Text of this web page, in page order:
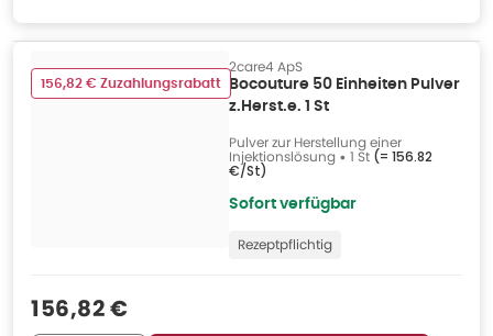
156,82 € Zuzahlungsrabatt
2care4 ApS
Bocouture 50 Einheiten Pulver
z.Herst.e. 1 St
Pulver zur Herstellung einer
Injektionslösung • 1 St (= 156.82
€/St)
Sofort verfügbar
Rezeptpflichtig
Verkaufspreis
156,82 €